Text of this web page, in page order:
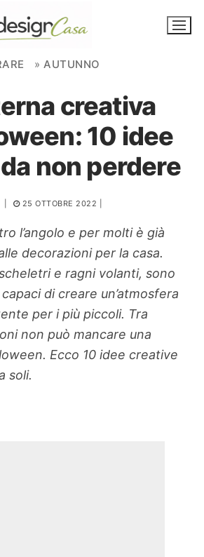
» AUTUNNO
creativa
10 idee
non perdere
25 OTTOBRE 2022
l’angolo e per molti è già
decorazioni per la casa.
e ragni volanti, sono
di creare un’atmosfera
per i più piccoli. Tra
non può mancare una
Ecco 10 idee creative
soli.